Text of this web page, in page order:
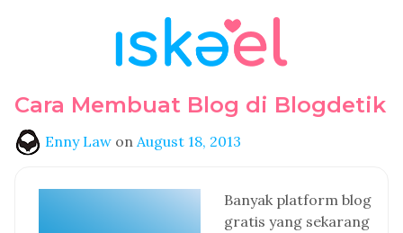
Cara Membuat Blog di Blogdetik
Enny Law on August 18, 2013
Banyak platform blog
gratis yang sekarang